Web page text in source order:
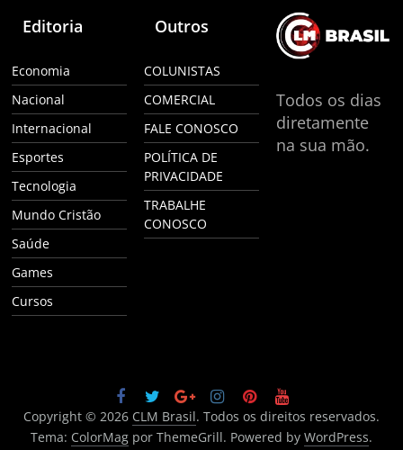
Editoria
Economia
Nacional
Internacional
Esportes
Tecnologia
Mundo Cristão
Saúde
Games
Cursos
Outros
COLUNISTAS
COMERCIAL
FALE CONOSCO
POLÍTICA DE
PRIVACIDADE
TRABALHE
CONOSCO
Todos os dias
diretamente
na sua mão.
Copyright © 2026 CLM Brasil. Todos os direitos reservados.
Tema: ColorMagpor ThemeGrill. Powered by WordPress.